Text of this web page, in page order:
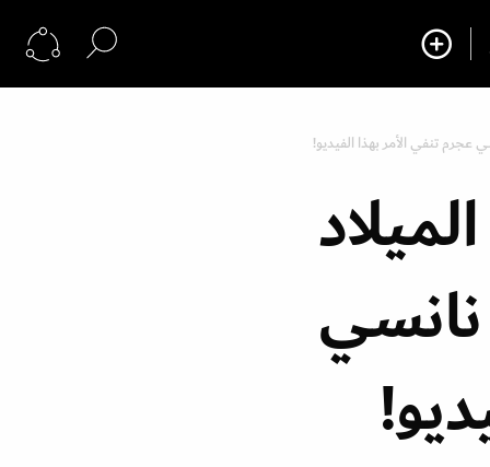
عجرم تنفي الأمر بهذا الفيديو!